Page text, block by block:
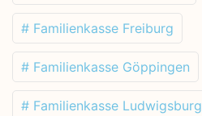
# Familienkasse Freiburg
# Familienkasse Göppingen
# Familienkasse Ludwigsburg